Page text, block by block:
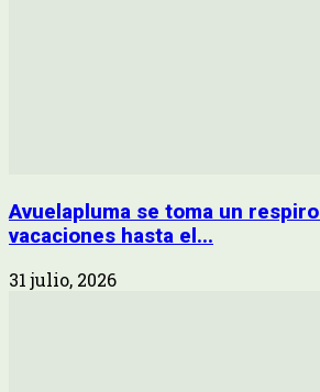
Avuelapluma se toma un
vacaciones hasta el...
31 julio, 2026